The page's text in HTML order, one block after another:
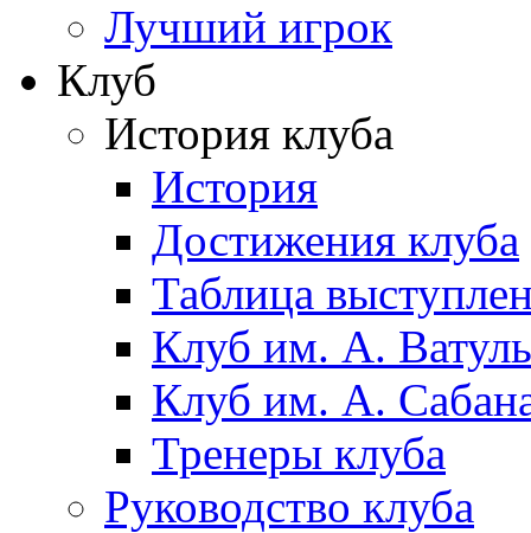
Лучший игрок
Клуб
История клуба
История
Достижения клуба
Таблица
Клуб им. А.
Клуб им. А.
Тренеры клуба
Руководство клуба